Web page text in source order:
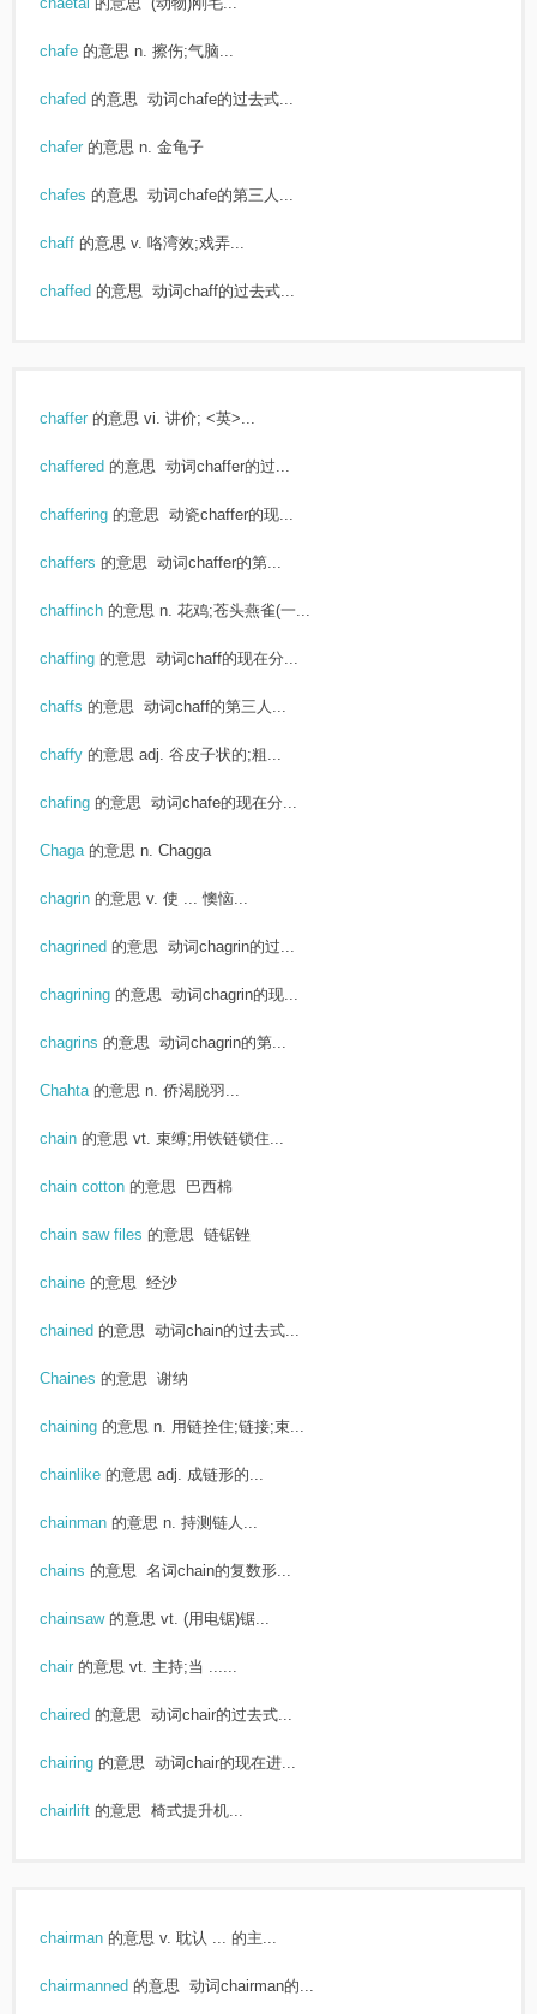
chafe 的意思 n. 擦伤;气脑...
chafed 的意思 动词chafe的过去式...
chafer 的意思 n. 金龟子
chafes 的意思 动词chafe的第三人...
chaff 的意思 v. 咯湾效;戏弄...
chaffed 的意思 动词chaff的过去式...
chaffer 的意思 vi. 讲价; <英>...
chaffered 的意思 动词chaffer的过...
chaffering 的意思 动瓷chaffer的现...
chaffers 的意思 动词chaffer的第...
chaffinch 的意思 n. 花鸡;苍头燕雀(一...
chaffing 的意思 动词chaff的现在分...
chaffs 的意思 动词chaff的第三人...
chaffy 的意思 adj. 谷皮子状的;粗...
chafing 的意思 动词chafe的现在分...
Chaga 的意思 n. Chagga
chagrin 的意思 v. 使 ... 懊恼...
chagrined 的意思 动词chagrin的过...
chagrining 的意思 动词chagrin的现...
chagrins 的意思 动词chagrin的第...
Chahta 的意思 n. 侨渴脱羽...
chain 的意思 vt. 束缚;用铁链锁住...
chain cotton 的意思 巴西棉
chain saw files 的意思 链锯锉
chaine 的意思 经沙
chained 的意思 动词chain的过去式...
Chaines 的意思 谢纳
chaining 的意思 n. 用链拴住;链接;束...
chainlike 的意思 adj. 成链形的...
chainman 的意思 n. 持测链人...
chains 的意思 名词chain的复数形...
chainsaw 的意思 vt. (用电锯)锯...
chair 的意思 vt. 主持;当 ......
chaired 的意思 动词chair的过去式...
chairing 的意思 动词chair的现在进...
chairlift 的意思 椅式提升机...
chairman 的意思 v. 耽认 ... 的主...
chairmanned 的意思 动词chairman的...